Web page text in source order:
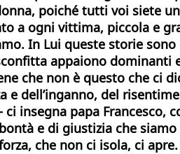
poiché tutti voi siete
a ogni vittima, piccola e
In Lui queste storie
appaiono dominanti
che non è questo che ci
e dell’inganno, del
insegna papa Francesco,
e di giustizia che
che non ci isola, ci